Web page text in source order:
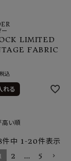
ー
LIMITED
FABRIC
税込
れる
高い順
件中 1-20件表示
1
2 … 5